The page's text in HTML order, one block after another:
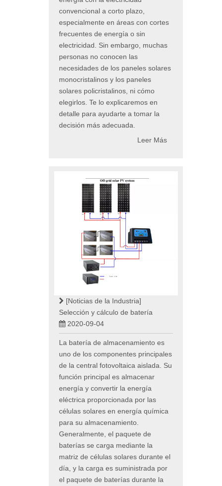
convencional a corto plazo,
especialmente en áreas con cortes
frecuentes de energía o sin
electricidad. Sin embargo, muchas
personas no conocen las
necesidades de los paneles solares
monocristalinos y los paneles
solares policristalinos, ni cómo
elegirlos. Te lo explicaremos en
detalle para ayudarte a tomar la
decisión más adecuada.
Leer Más
[Noticias de la Industria]
Selección y cálculo de batería
2020-09-04
La batería de almacenamiento es
uno de los componentes principales
de la central fotovoltaica aislada. Su
función principal es almacenar
energía y convertir la energía
eléctrica proporcionada por las
células solares en energía química
para su almacenamiento.
Generalmente, el paquete de
baterías se carga mediante la
matriz de células solares durante el
día, y la carga es suministrada por
el paquete de baterías durante la